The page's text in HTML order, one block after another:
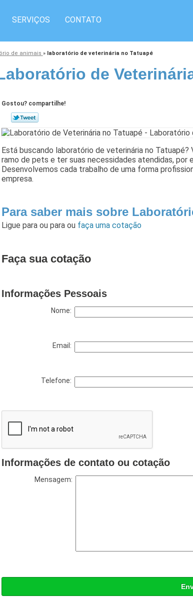
SERVIÇOS CONTATO
de animais » laboratório de veterinária no Tatuapé
de
Gostou? compartilhe!
Está buscando laboratório de veterinária no
ramo de pets e ter suas necessidades atendidas, por
Desenvolvemos cada trabalho de uma forma
empresa.
Para saber mais sobre
Ligue paraou paraou faça uma cotação
Faça sua cotação
Informações Pessoais
Nome:
Email:
Telefone:
Informações de contato ou cotação
Mensagem: